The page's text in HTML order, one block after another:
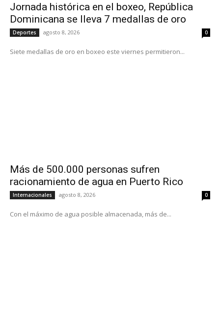
Jornada histórica en el boxeo, República
Dominicana se lleva 7 medallas de oro
Deportes agosto 8, 2026 0
Siete medallas de oro en boxeo este viernes permitieron...
Más de 500.000 personas sufren
racionamiento de agua en Puerto Rico
Internacionales agosto 8, 2026 0
Con el máximo de agua posible almacenada, más de...